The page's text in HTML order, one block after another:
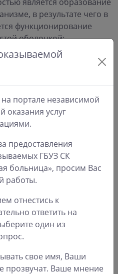
в результате чего в
функционирование
оболочкой:
легких и других
Чаще всего заболевание
и требует слаженного
специалистов для
своевременное, а
которая возникает при
молочными
внутренние
печень). Соблюдая
безмолочная диета
– повышенная
надпочечниками.
на портале независимой
оказания услуг
предоставления
ГБУЗ СК
больница», просим Вас
работы.
отнестись к
ответить на
один из
свое имя, Ваши
прозвучат. Ваше мнение